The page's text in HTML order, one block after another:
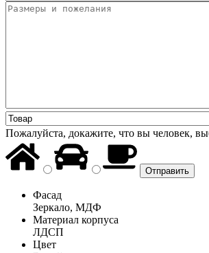
Пожалуйста, докажите, что вы человек,
Фасад
Зеркало, МДФ
Материал корпуса
ЛДСП
Цвет